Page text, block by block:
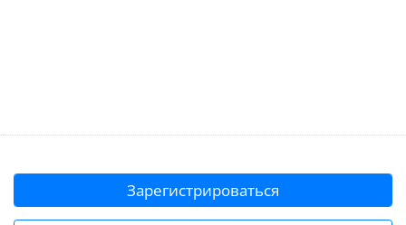
Зарегистрироваться